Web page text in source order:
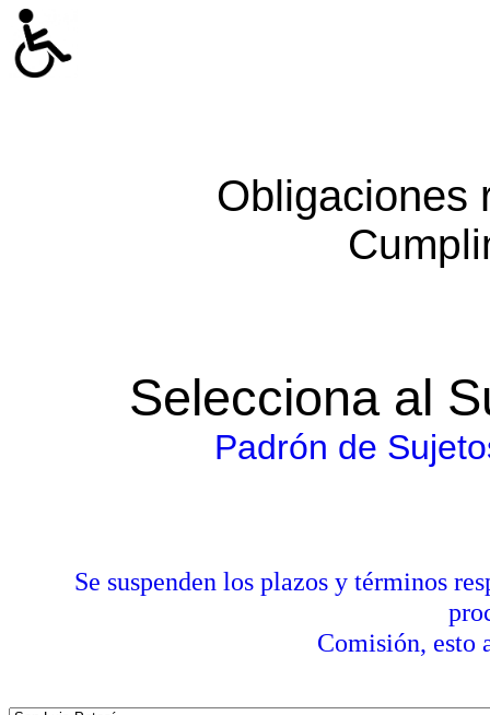
Obligaciones
Selecciona al
Padrón de
Se suspenden los plazos y términos
Comisión, esto